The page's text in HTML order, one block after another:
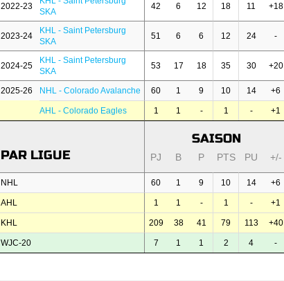
2022-23
SKA
42 6 12 18 11 +18
2023-24
KHL - Saint Petersburg
SKA
51 6 6 12 24 -
2024-25
KHL - Saint Petersburg
SKA
53 17 18 35 30 +20
2025-26 NHL - Colorado Avalanche 60 1 9 10 14 +6
AHL - Colorado Eagles 1 1 - 1 - +1
PAR LIGUE
SAISON
PJ B P PTS PU +/-
NHL 60 1 9 10 14 +6
AHL 1 1 - 1 - +1
KHL 209 38 41 79 113 +40
WJC-20 7 1 1 2 4 -